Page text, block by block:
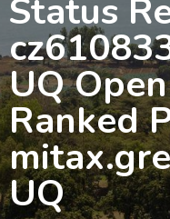
Status
UQ
Ranked
UQ